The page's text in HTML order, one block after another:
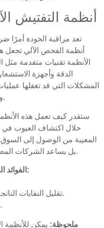
أنظمة التفتيش
تعد مراقبة الجودة أمرًا
أنظمة الفحص الآلي تجعل
الأنظمة تقنيات متقدمة مثل
الدقة وأجهزة
المشكلات التي قد تغفلها
ولاعة تلبي معايير السلامة والصناعة.
ستقدر كيف تعمل هذه
خلال اكتشاف العيوب في
المعيبة من الوصول إلى
بل يساعد الشركات المصنعة أيضًا على الحفاظ على سمعتها.
الفوائد الرئيسية لأنظمة التفتيش الآلي:
تقليل النفايات الناتجة عن المنتجات المعيبة.
الامتثال للوائح السلامة.
ملحوظة: يمكن للأنظمة